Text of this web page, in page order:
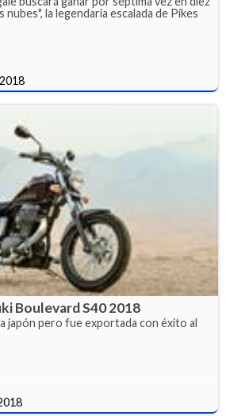
nubes", la legendaria escalada de Pikes
Boulevard S40 2018
japón pero fue exportada con éxito al